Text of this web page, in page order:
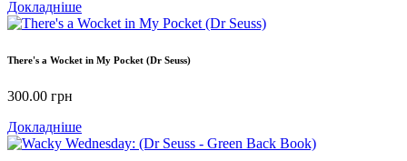
Докладніше
There's a Wocket in My Pocket (Dr Seuss)
300.00 грн
Докладніше